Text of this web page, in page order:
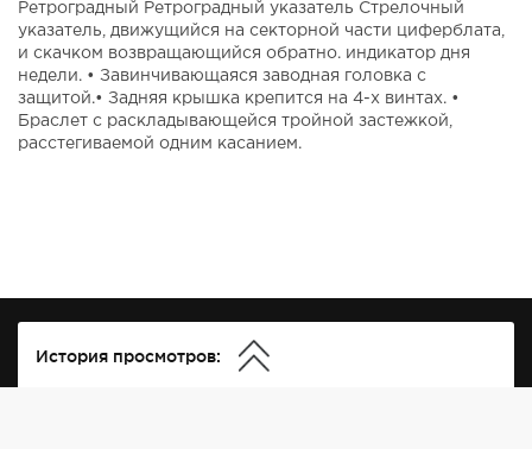
Ретроградный Ретроградный указатель Стрелочный
указатель, движущийся на секторной части циферблата,
и скачком возвращающийся обратно. индикатор дня
недели. • Завинчивающаяся заводная головка с
защитой.• Задняя крышка крепится на 4-х винтах. •
Браслет с раскладывающейся тройной застежкой,
расстегиваемой одним касанием.
История просмотров: